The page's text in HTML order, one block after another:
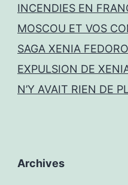
INCENDIES EN
MOSCOU ET VOS
SAGA XENIA
EXPULSION DE
N’Y AVAIT RIEN DE
Archives